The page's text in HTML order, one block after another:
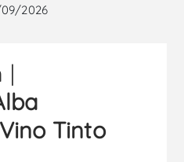
2026
|
Tinto